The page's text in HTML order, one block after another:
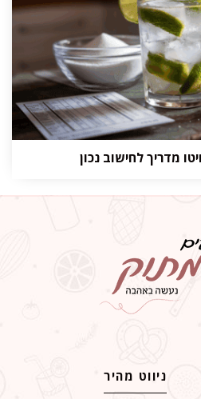
מדריך לחישוב נכון
ניווט מהיר